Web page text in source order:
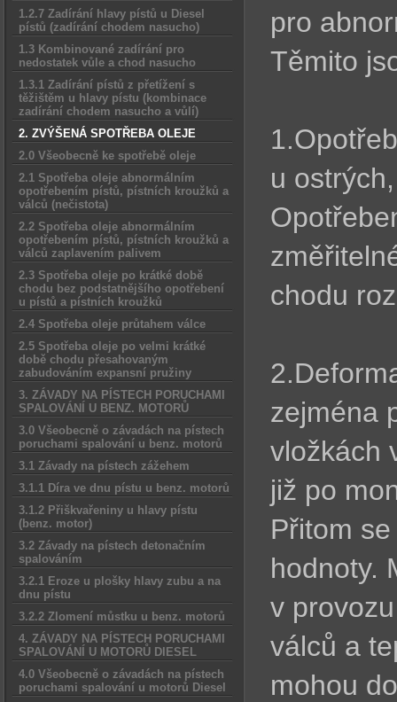
1.2.7 Zadírání hlavy pístů u Diesel
pístů (zadírání chodem nasucho)
1.3 Kombinované zadírání pro
nedostatek vůle a chod nasucho
1.3.1 Zadírání pístů z přetížení s
těžištěm u hlavy pístu (kombinace
zadírání chodem nasucho a vůlí)
2. ZVÝŠENÁ SPOTŘEBA OLEJE
2.0 Všeobecně ke spotřebě oleje
2.1 Spotřeba oleje abnormálním
opotřebením pístů, pístních kroužků a
válců (nečistota)
2.2 Spotřeba oleje abnormálním
opotřebením pístů, pístních kroužků a
válců zaplavením palivem
2.3 Spotřeba oleje po krátké době
chodu bez podstatnějšího opotřebení
u pístů a pístních kroužků
2.4 Spotřeba oleje průtahem válce
2.5 Spotřeba oleje po velmi krátké
době chodu přesahovaným
zabudováním expansní pružiny
3. ZÁVADY NA PÍSTECH PORUCHAMI
SPALOVÁNÍ U BENZ. MOTORŮ
3.0 Všeobecně o závadách na pístech
poruchami spalování u benz. motorů
3.1 Závady na pístech zážehem
3.1.1 Díra ve dnu pístu u benz. motorů
3.1.2 Přiškvařeniny u hlavy pístu
(benz. motor)
3.2 Závady na pístech detonačním
spalováním
3.2.1 Eroze u plošky hlavy zubu a na
dnu pístu
3.2.2 Zlomení můstku u benz. motorů
4. ZÁVADY NA PÍSTECH PORUCHAMI
SPALOVÁNÍ U MOTORŮ DIESEL
4.0 Všeobecně o závadách na pístech
poruchami spalování u motorů Diesel
pro
Těmito
u
chodu
zejména
vložkách
již po
Přitom
hodnoty.
v
válců a
mohou